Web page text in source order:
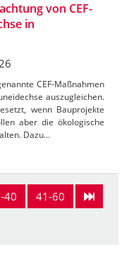
von CEF-
in
CEF-Maßnahmen
auszugleichen.
wenn Bauprojekte
aber die ökologische
Dazu…
40
41-60